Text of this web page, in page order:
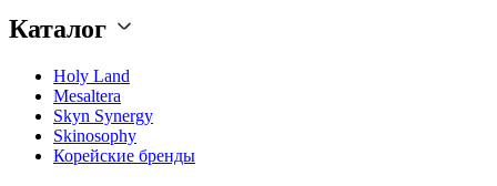
Каталог
Holy Land
Mesaltera
Skyn Synergy
Skinosophy
Корейские бренды